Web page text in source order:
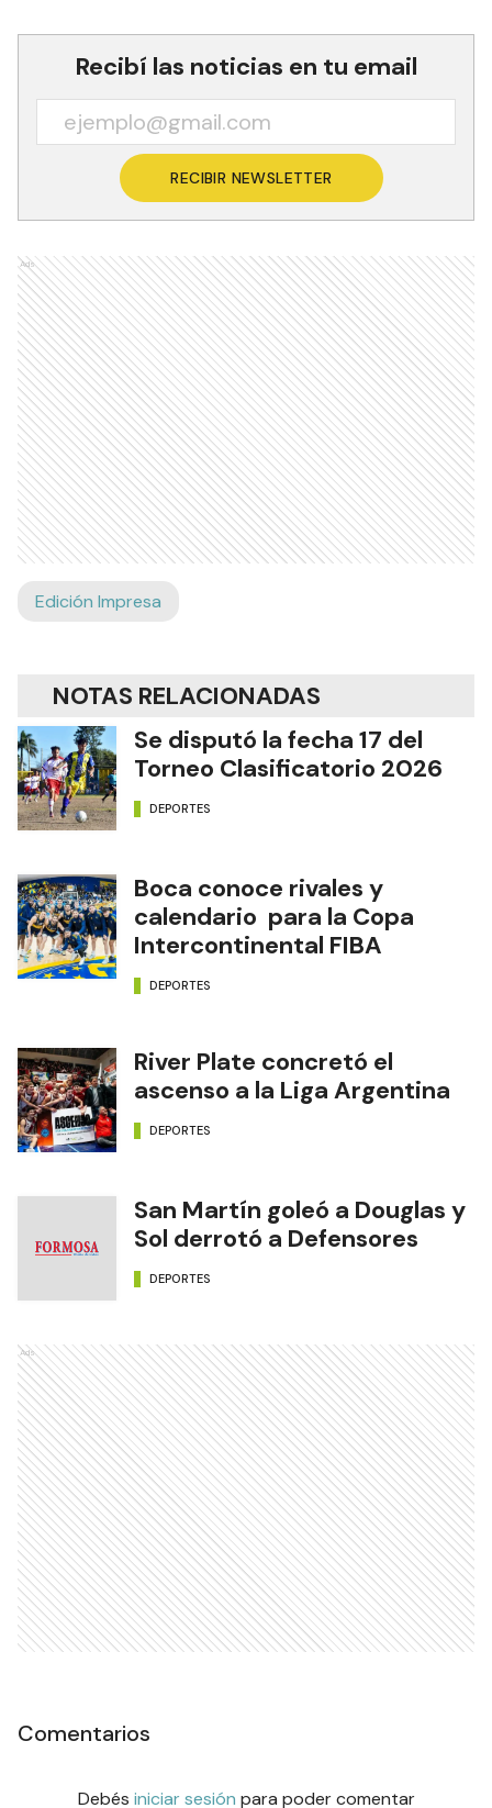
Recibí las noticias en tu email
RECIBIR NEWSLETTER
Ads
Edición Impresa
NOTAS RELACIONADAS
Se disputó la fecha 17 del
Torneo Clasificatorio 2026
DEPORTES
Boca conoce rivales y
calendario para la Copa
Intercontinental FIBA
DEPORTES
River Plate concretó el
ascenso a la Liga Argentina
DEPORTES
San Martín goleó a Douglas y
Sol derrotó a Defensores
DEPORTES
Ads
Comentarios
Debés iniciar sesión para poder comentar